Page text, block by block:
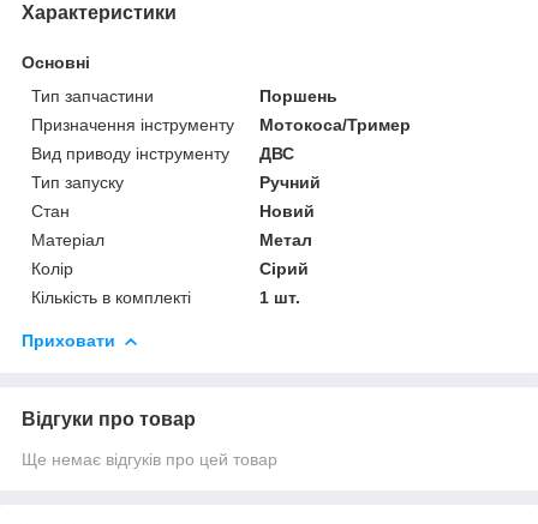
Характеристики
Основні
Тип запчастини
Поршень
Призначення інструменту
Мотокоса/Тример
Вид приводу інструменту
ДВС
Тип запуску
Ручний
Стан
Новий
Матеріал
Метал
Колір
Сірий
Кількість в комплекті
1 шт.
Приховати
Відгуки про товар
Ще немає відгуків про цей товар